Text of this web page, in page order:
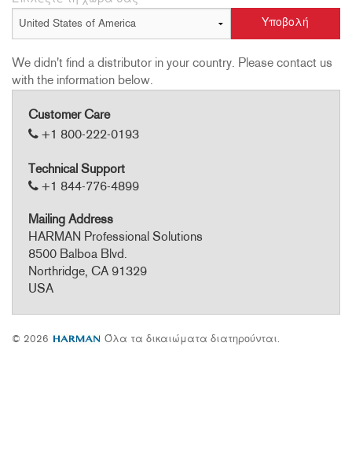
Γλώσσα/Περιοχή
We didn't find a distributor in your country. Please contact us
with the information below.
Customer Care
+1 800-222-0193
Technical Support
+1 844-776-4899
Mailing Address
HARMAN Professional Solutions
8500 Balboa Blvd.
Northridge, CA 91329
USA
© 2026 Όλα τα δικαιώματα διατηρούνται.